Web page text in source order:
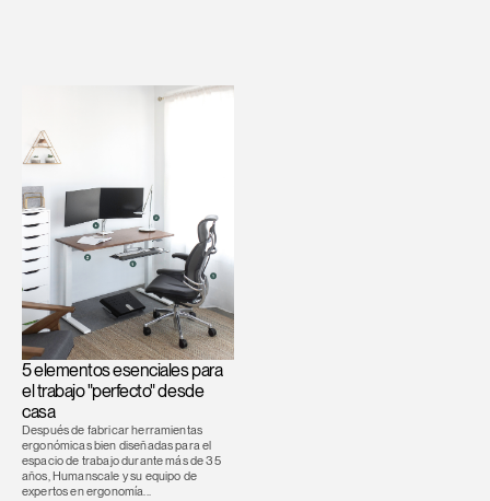
5 elementos esenciales para
el trabajo "perfecto" desde
casa
Después de fabricar herramientas
ergonómicas bien diseñadas para el
espacio de trabajo durante más de 35
años, Humanscale y su equipo de
expertos en ergonomía...